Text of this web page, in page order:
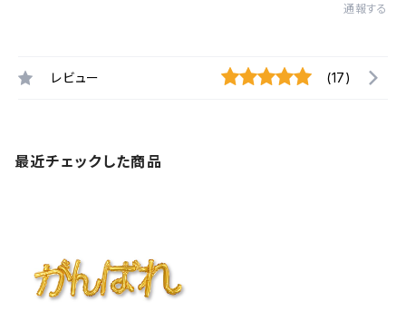
通報する
レビュー (17)
最近チェックした商品